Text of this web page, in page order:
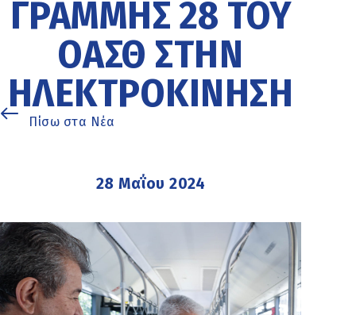
ΓΡΑΜΜΉΣ 28 ΤΟΥ
ΟΑΣΘ ΣΤΗΝ
ΗΛΕΚΤΡΟΚΊΝΗΣΗ
Πίσω στα Νέα
28 Μαΐου 2024